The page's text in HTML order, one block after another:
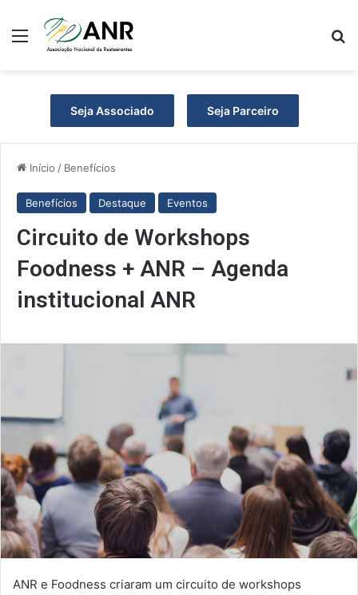
Menu
Seja Associado Seja Parceiro
Início / Benefícios
Benefícios Destaque Eventos
Circuito de Workshops
Foodness + ANR – Agenda
institucional ANR
ANR e Foodness criaram um circuito de workshops